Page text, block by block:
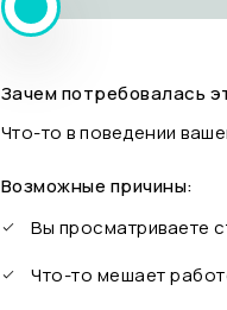
Зачем потребовалась
Что-то в поведении
Возможные причины:
Вы просматриваете
Что-то мешает